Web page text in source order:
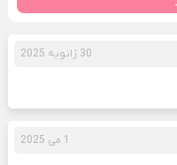
30 ژانویه 2025
1 می 2025